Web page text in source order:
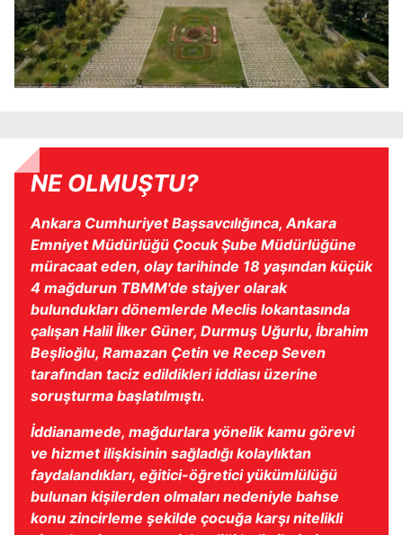
NE OLMUŞTU?
Ankara Cumhuriyet Başsavcılığınca, Ankara
Emniyet Müdürlüğü Çocuk Şube Müdürlüğüne
müracaat eden, olay tarihinde 18 yaşından küçük
4 mağdurun TBMM'de stajyer olarak
bulundukları dönemlerde Meclis lokantasında
çalışan Halil İlker Güner, Durmuş Uğurlu, İbrahim
Beşlioğlu, Ramazan Çetin ve Recep Seven
tarafından taciz edildikleri iddiası üzerine
soruşturma başlatılmıştı.
İddianamede, mağdurlara yönelik kamu görevi
ve hizmet ilişkisinin sağladığı kolaylıktan
faydalandıkları, eğitici-öğretici yükümlülüğü
bulunan kişilerden olmaları nedeniyle bahse
konu zincirleme şekilde çocuğa karşı nitelikli